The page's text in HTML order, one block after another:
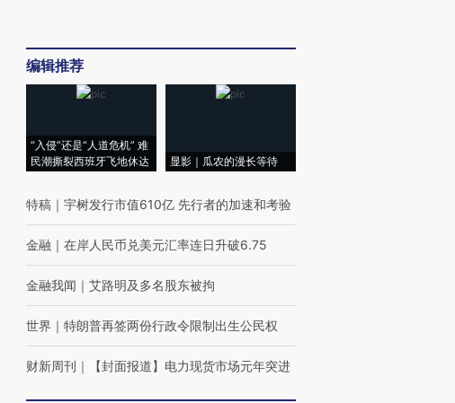
编辑推荐
“入侵”还是“人道危机” 难
民潮撕裂西班牙飞地休达
显影｜瓜农的漫长等待
特稿 ｜ 宇树发行市值610亿 先行者的加速和考验
金融 ｜ 在岸人民币兑美元汇率连日升破6.75
金融我闻 ｜ 艾路明及多名股东被拘
世界 ｜ 特朗普再签两份行政令限制出生公民权
财新周刊 ｜ 【封面报道】电力现货市场元年突进